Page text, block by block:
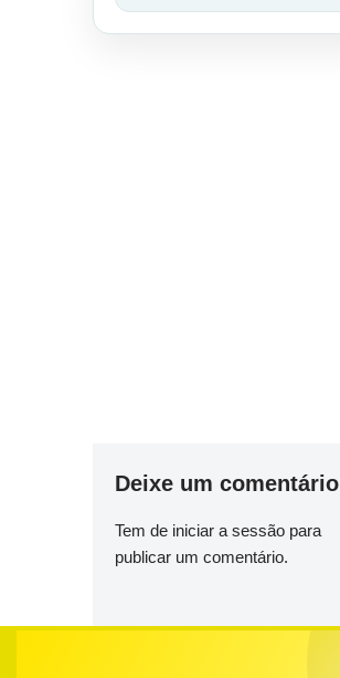
Deixe um comentário
Tem de iniciar a sessão para
publicar um comentário.